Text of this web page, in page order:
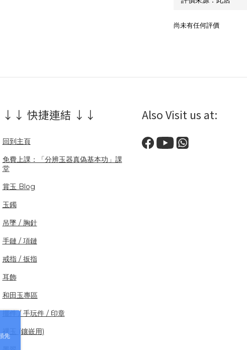
尚未有任何評價
↓↓ 快捷連結 ↓↓
回到主頁
免費上課：「分辨玉器真偽基本功」課
堂
賞玉 Blog
玉鐲
吊墜 / 胸針
手鏈 / 項鏈
戒指 / 扳指
耳飾
和田玉專區
擺件 / 手玩件 / 印章
裸玉 (鑲嵌用)
Also Visit us at:
先